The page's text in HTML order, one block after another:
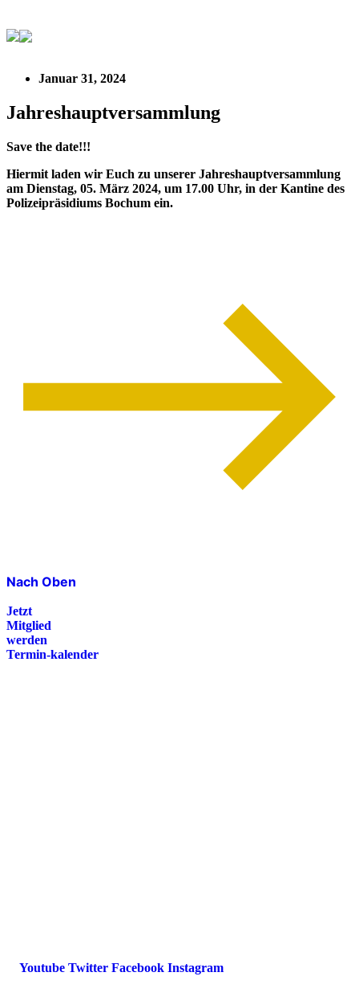
Januar 31, 2024
Jahreshauptversammlung
Save the date!!!
Hiermit laden wir Euch zu unserer Jahreshauptversammlung
am Dienstag, 05. März 2024, um 17.00 Uhr, in der Kantine des
Polizeipräsidiums Bochum ein.
Nach Oben
Jetzt
Mitglied
werden
Termin-kalender
Youtube Twitter Facebook Instagram